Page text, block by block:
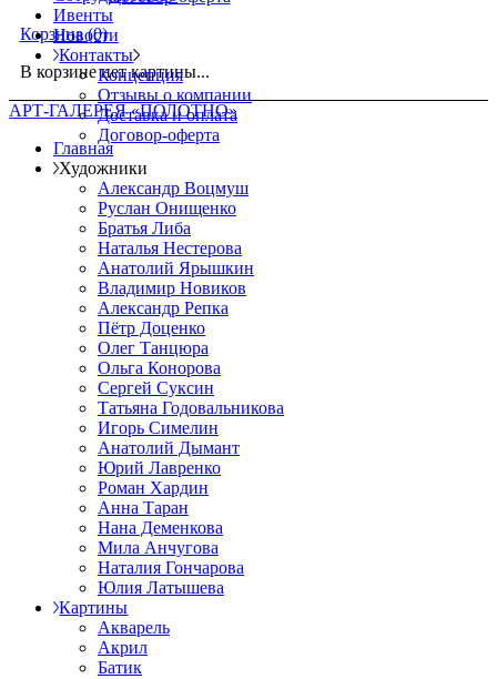
Корзина (0)
В корзине нет картины...
АРТ-ГАЛЕРЕЯ «ПОЛОТНО»
Главная
Художники
Александр Воцмуш
Руслан Онищенко
Братья Либа
Наталья Нестерова
Анатолий Ярышкин
Владимир Новиков
Александр Репка
Пётр Доценко
Олег Танцюра
Ольга Конорова
Сергей Суксин
Татьяна Годовальникова
Игорь Симелин
Анатолий Дымант
Юрий Лавренко
Роман Хардин
Анна Таран
Нана Деменкова
Мила Анчугова
Наталия Гончарова
Юлия Латышева
Картины
Акварель
Акрил
Батик
Ивенты
Новости
Контакты
Концепция
Отзывы о компании
Доставка и оплата
Договор-оферта